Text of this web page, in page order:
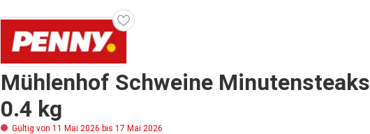
Mühlenhof Schweine Minutensteaks
0.4 kg
Gültig von 11 Mai 2026 bis 17 Mai 2026